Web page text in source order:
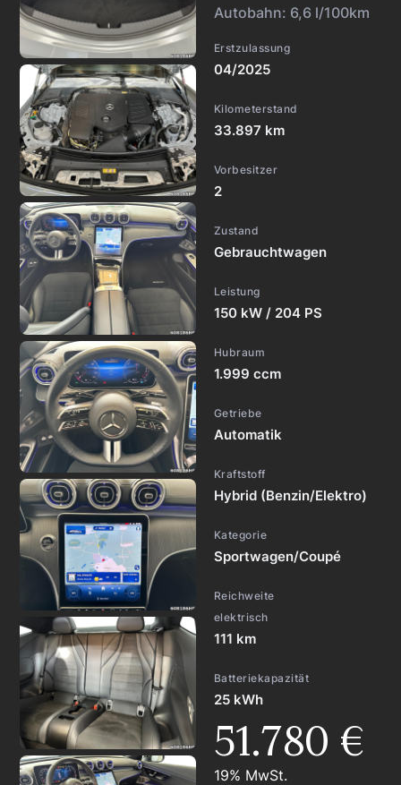
Autobahn: 6,6 l/100km
Erstzulassung
04/2025
Kilometerstand
33.897 km
Vorbesitzer
2
Zustand
Gebrauchtwagen
Leistung
150 kW / 204 PS
Hubraum
1.999 ccm
Getriebe
Automatik
Kraftstoff
Hybrid (Benzin/Elektro)
Kategorie
Sportwagen/Coupé
Reichweite
elektrisch
111 km
Batteriekapazität
25 kWh
51.780 €
19% MwSt.